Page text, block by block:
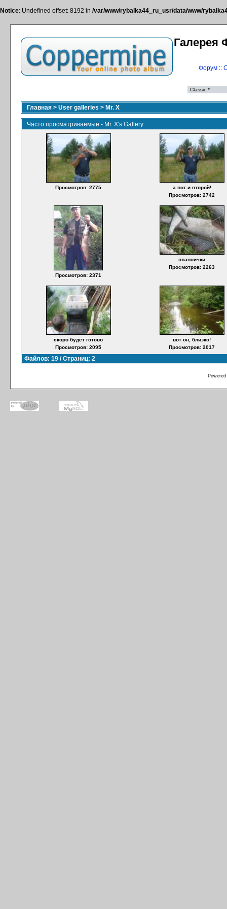
Notice: Undefined offset: 8192 in /var/www/rybalka44_ru_usr/data/www/
Галерея
Форум::
Главная > User galleries > Mr. X
Часто просматриваемые - Mr. X's Gallery
Просмотров: 2775
а вот и второй!
Просмотров: 2742
Просмотров: 2371
плавнички
Просмотров: 2263
скоро будет готово
Просмотров: 2095
вот он, близко!
Просмотров: 2017
Файлов: 19 / Страниц: 2